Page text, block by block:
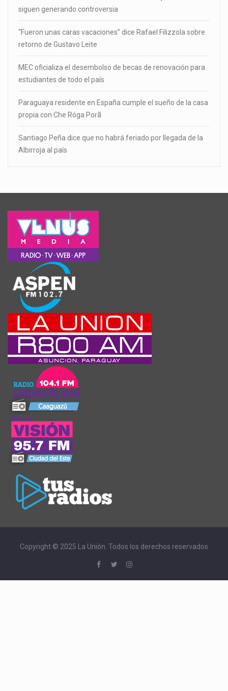
siguen generando controversia
“Fueron unas caras vacaciones” dice Rafael Filizzola sobre
retorno de Gustavo Leite
MEC oficializa el desembolso de becas de renovación para
estudiantes de todo el país
Paraguaya residente en España cumple el sueño de la casa
propia con Che Róga Porã
Santiago Peña dice que no habrá feriado por llegada de la
Albirroja al país
Copyright © 2025 La Unión. Todos los derechos reservados